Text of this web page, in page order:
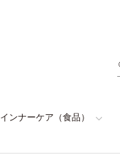
インナーケア（食品）